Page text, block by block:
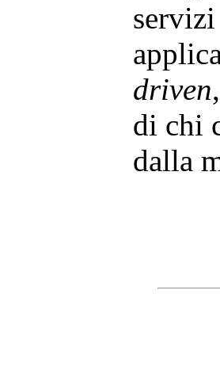
driven
di chi
dalla